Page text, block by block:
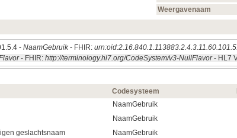
Weergavenaam
- NaamGebruik- FHIR:
- FHIR: http://terminology.hl7.org/CodeSystem/v3-NullFlavor- HL7
Codesysteem
NaamGebruik
NaamGebruik
geslachtsnaam NaamGebruik